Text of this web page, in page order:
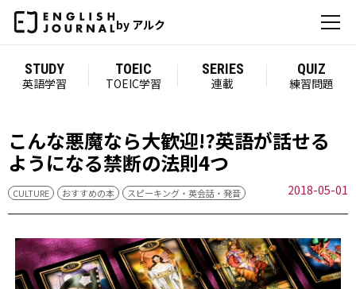
by アルク
STUDY
英語学習
TOEIC
TOEIC学習
SERIES
連載
QUIZ
練習問題
こんな悪魔なら大歓迎!?英語が話せる
ようになる禁断の法則4つ
CULTURE おすすめの本 スピーキング・英会話・発音 2018-05-01